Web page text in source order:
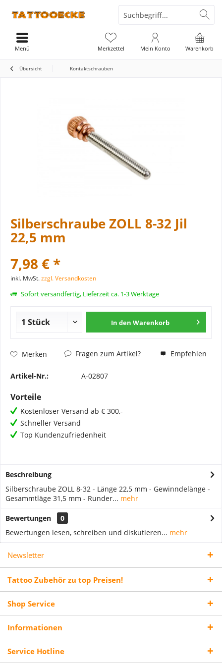
Warenkorb
Merkzettel Mein Konto
Menü
Übersicht Kontaktschrauben
Silberschraube ZOLL 8-32 Jil
22,5 mm
7,98 € *
inkl. MwSt.zzgl. Versandkosten
Sofort versandfertig, Lieferzeit ca. 1-3 Werktage
In den Warenkorb
Merken Fragen zum Artikel? Empfehlen
Artikel-Nr.: A-02807
Vorteile
Kostenloser Versand ab € 300,-
Schneller Versand
Top Kundenzufriedenheit
Beschreibung
Silberschraube ZOLL 8-32 - Länge 22,5 mm - Gewinndelänge -
Gesammtläge 31,5 mm - Runder... mehr
Bewertungen
0
Bewertungen lesen, schreiben und diskutieren... mehr
Newsletter
Tattoo Zubehör zu top Preisen!
Shop Service
Informationen
Service Hotline